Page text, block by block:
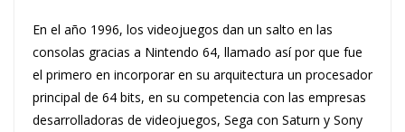
En el año 1996, los videojuegos dan un salto en las
consolas gracias a Nintendo 64, llamado así por que fue
el primero en incorporar en su arquitectura un procesador
principal de 64 bits, en su competencia con las empresas
desarrolladoras de videojuegos, Sega con Saturn y Sony